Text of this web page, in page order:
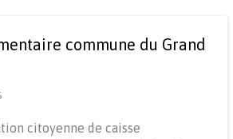
commune du Grand
citoyenne de caisse